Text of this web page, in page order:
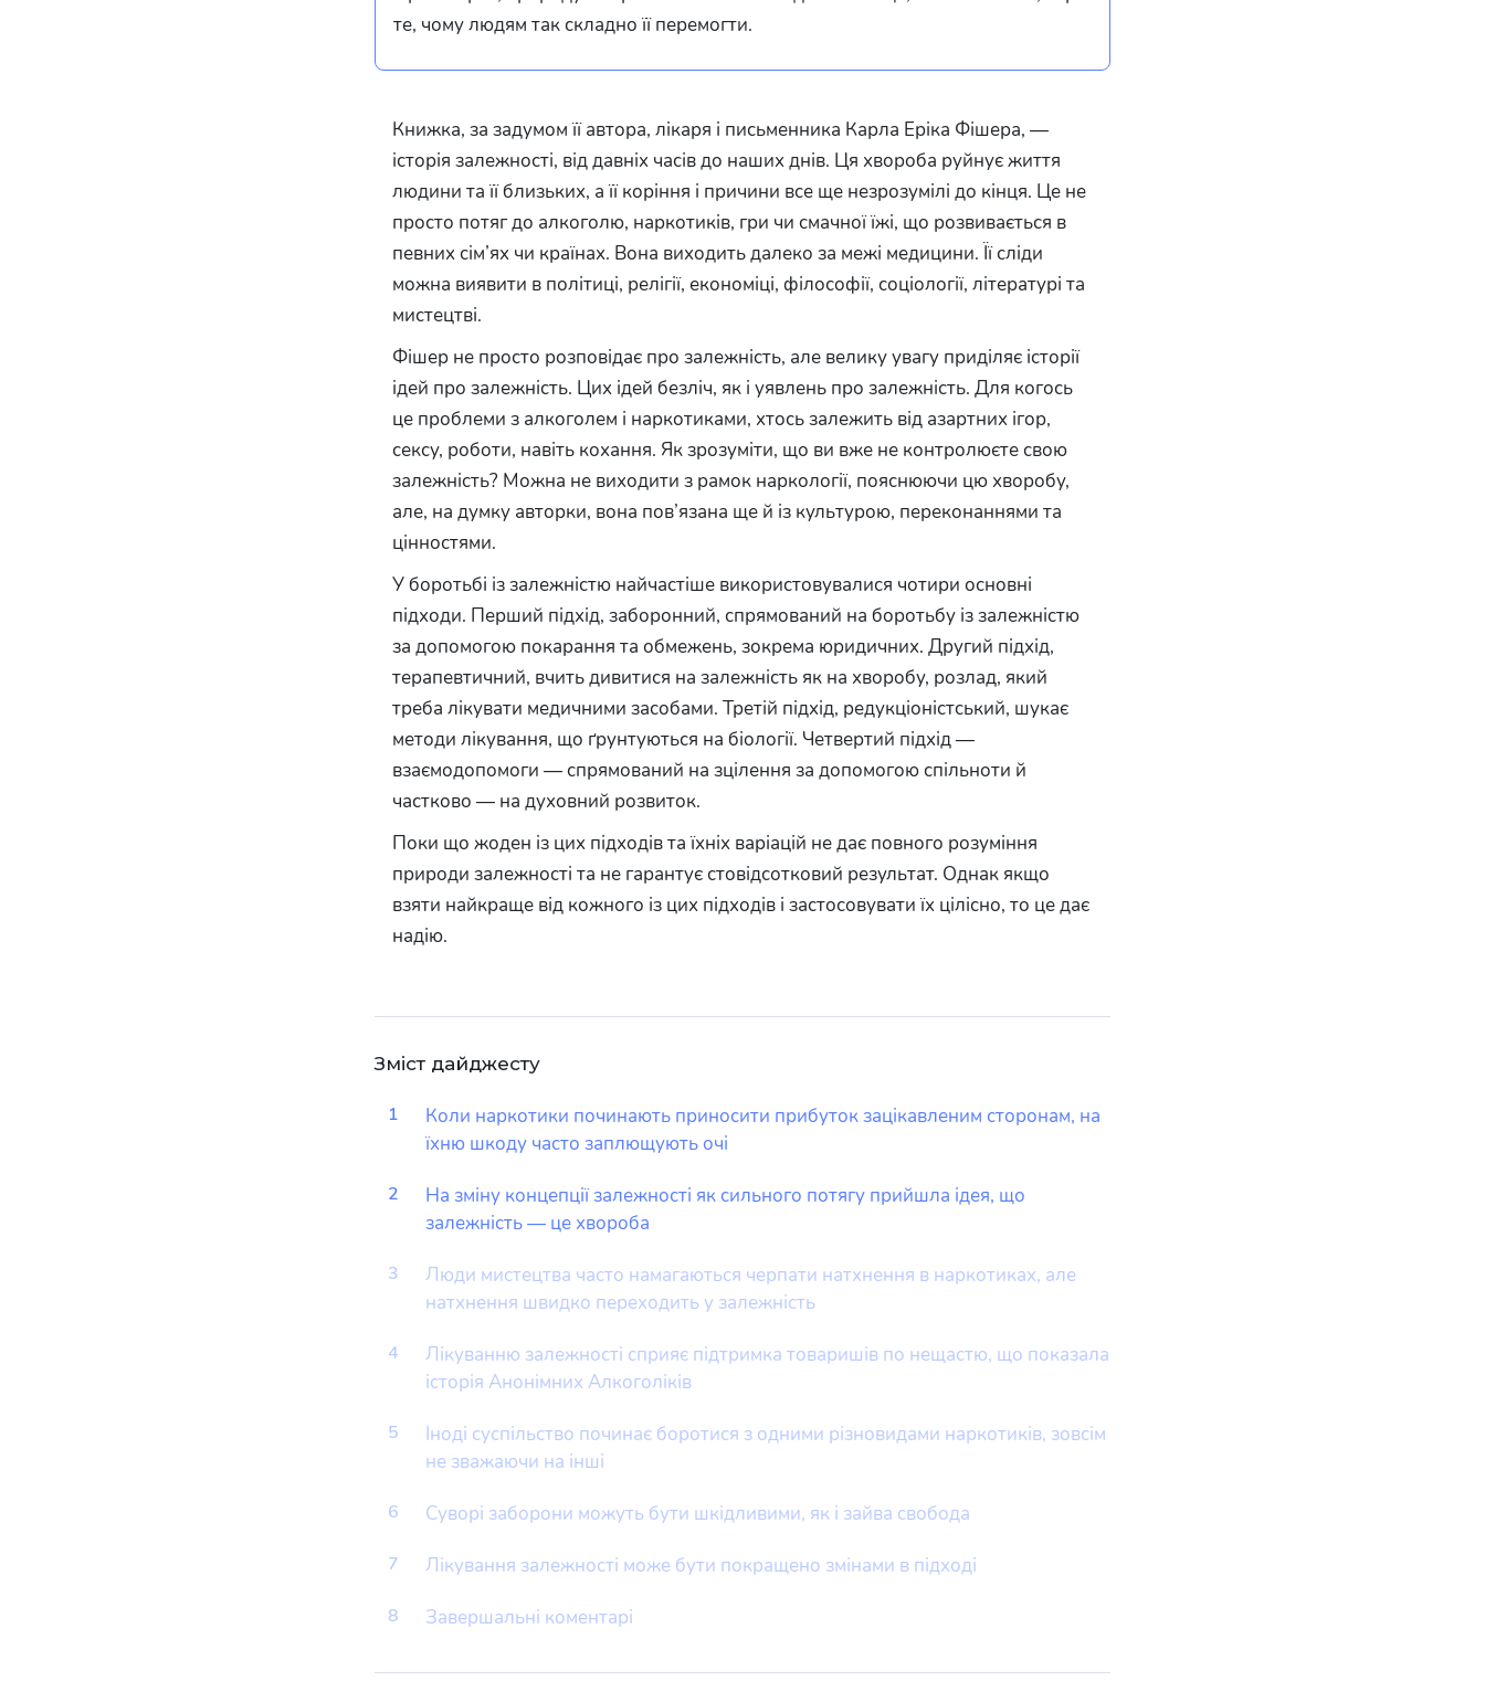
те, чому людям так складно її перемогти.
Книжка, за задумом її автора, лікаря і письменника Карла Еріка Фішера, —
історія залежності, від давніх часів до наших днів. Ця хвороба руйнує життя
людини та її близьких, а її коріння і причини все ще незрозумілі до кінця. Це не
просто потяг до алкоголю, наркотиків, гри чи смачної їжі, що розвивається в
певних сім’ях чи країнах. Вона виходить далеко за межі медицини. Її сліди
можна виявити в політиці, релігії, економіці, філософії, соціології, літературі та
мистецтві.
Фішер не просто розповідає про залежність, але велику увагу приділяє історії
ідей про залежність. Цих ідей безліч, як і уявлень про залежність. Для когось
це проблеми з алкоголем і наркотиками, хтось залежить від азартних ігор,
сексу, роботи, навіть кохання. Як зрозуміти, що ви вже не контролюєте свою
залежність? Можна не виходити з рамок наркології, пояснюючи цю хворобу,
але, на думку авторки, вона пов’язана ще й із культурою, переконаннями та
цінностями.
У боротьбі із залежністю найчастіше використовувалися чотири основні
підходи. Перший підхід, заборонний, спрямований на боротьбу із залежністю
за допомогою покарання та обмежень, зокрема юридичних. Другий підхід,
терапевтичний, вчить дивитися на залежність як на хворобу, розлад, який
треба лікувати медичними засобами. Третій підхід, редукціоністський, шукає
методи лікування, що ґрунтуються на біології. Четвертий підхід —
взаємодопомоги — спрямований на зцілення за допомогою спільноти й
частково — на духовний розвиток.
Поки що жоден із цих підходів та їхніх варіацій не дає повного розуміння
природи залежності та не гарантує стовідсотковий результат. Однак якщо
взяти найкраще від кожного із цих підходів і застосовувати їх цілісно, то це дає
надію.
Зміст дайджесту
1
Коли наркотики починають приносити прибуток зацікавленим сторонам, на
їхню шкоду часто заплющують очі
2
На зміну концепції залежності як сильного потягу прийшла ідея, що
залежність — це хвороба
3
Люди мистецтва часто намагаються черпати натхнення в наркотиках, але
натхнення швидко переходить у залежність
4
Лікуванню залежності сприяє підтримка товаришів по нещастю, що показала
історія Анонімних Алкоголіків
5
Іноді суспільство починає боротися з одними різновидами наркотиків, зовсім
не зважаючи на інші
6 Суворі заборони можуть бути шкідливими, як і зайва свобода
7 Лікування залежності може бути покращено змінами в підході
8 Завершальні коментарі